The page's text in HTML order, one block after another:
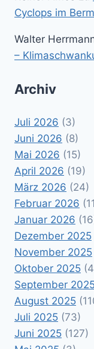
Cyclops im
Walter
–
Archiv
Juli 2026 (3)
Juni 2026 (8)
Mai 2026 (15)
April 2026 (19)
März 2026 (24)
Februar 2026
Januar 2026
Dezember 2025
November 2025
Oktober 2025
September
August 2025
Juli 2025 (73)
Juni 2025 (127)